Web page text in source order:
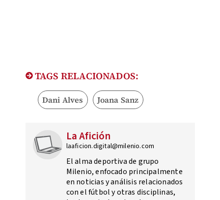
TAGS RELACIONADOS:
Dani Alves Joana Sanz
La Afición
laaficion.digital@milenio.com
El alma deportiva de grupo
Milenio, enfocado principalmente
en noticias y análisis relacionados
con el fútbol y otras disciplinas,